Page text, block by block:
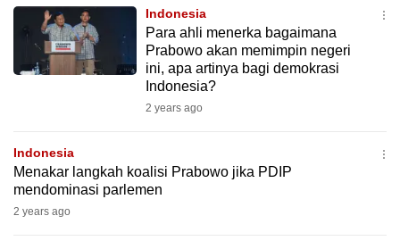
Indonesia
Para ahli menerka bagaimana
Prabowo akan memimpin negeri
ini, apa artinya bagi demokrasi
Indonesia?
2 years ago
Indonesia
Menakar langkah koalisi Prabowo jika PDIP
mendominasi parlemen
2 years ago
want
your
experience
with
fast,
secure
and